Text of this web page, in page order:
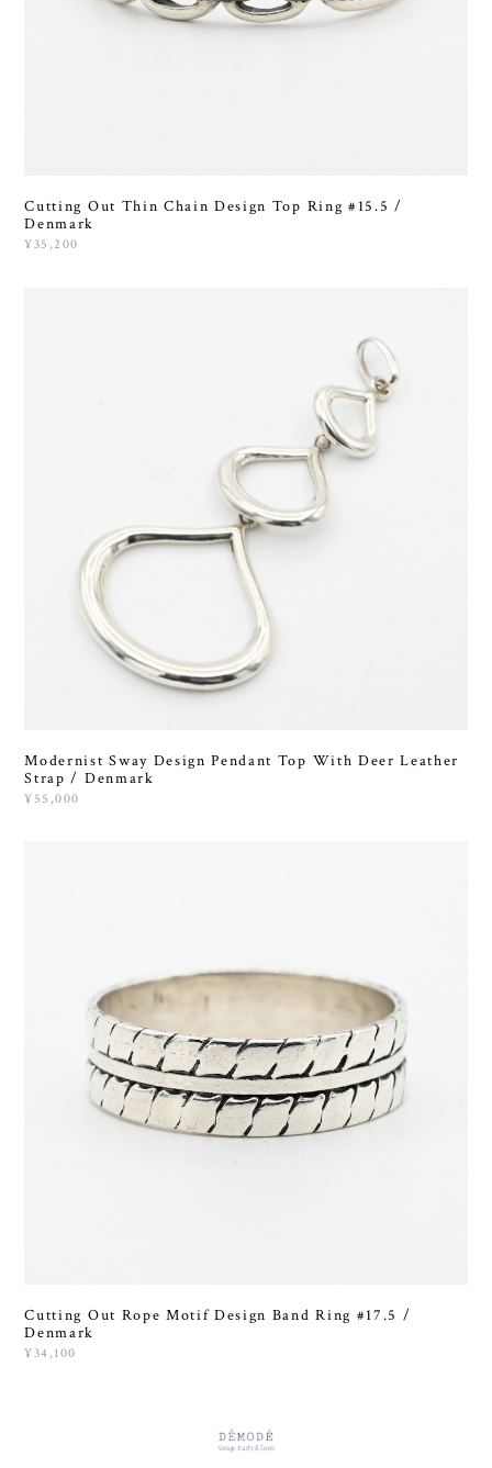
Cutting Out Thin Chain Design Top Ring #15.5 /
Denmark
¥35,200
Modernist Sway Design Pendant Top With Deer Leather
Strap / Denmark
¥55,000
Cutting Out Rope Motif Design Band Ring #17.5 /
Denmark
¥34,100